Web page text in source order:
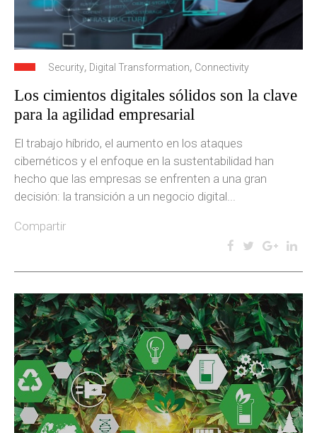
Security, Digital Transformation, Connectivity
Los cimientos digitales sólidos son la clave
para la agilidad empresarial
El trabajo híbrido, el aumento en los ataques
cibernéticos y el enfoque en la sustentabilidad han
hecho que las empresas se enfrenten a una gran
decisión: la transición a un negocio digital...
Compartir